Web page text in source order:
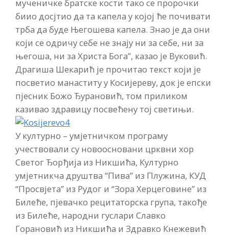
мученичке братске кости тако се пророчки
биио досјтио да та капела у којој ће почивати
трба да буде Његошева капела. Знао је да они
који се одричу себе не знају ни за себе, ни за
његоша, ни за Христа Бога”, казао је Вуковић.
Драгиша Шекарић је прочитао текст који је
посветио манаститу у Косијереву, док је епски
пјесник Божо Ђурановић, том приликом
казивао здравицу посвећену тој светињи.
У културно – умјетничком програму
учествовали су новоосновани црквни хор
Светог Ђорђија из Никшића, Културно
умјетникча друштва “Пива” из Плужина, КУД
“Просвјета” из Рудог и “Зора Херцеговине” из
Билеће, пјевачко рецитаторска група, такође
из Билеће, народни гуслари Славко
Горановић из Никшића и Здравко Кнежевић